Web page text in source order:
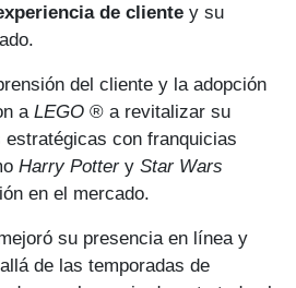
de cliente y su
del cliente y la adopción
a LEGO ® a revitalizar su
estratégicas con franquicias
Harry Pottery Star Wars
en el mercado.
su presencia en línea y
de las temporadas de